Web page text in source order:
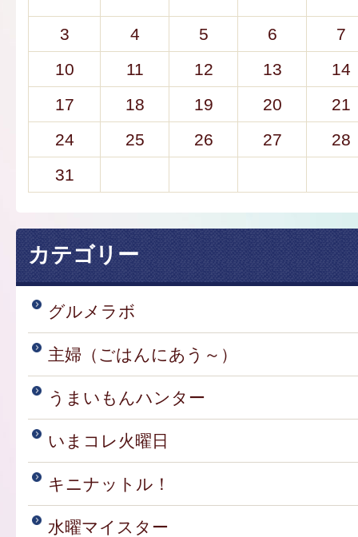
3 4 5 6
7
10
11 12 13
14
17
18 19 20
21
24
25 26 27
28
31
カテゴリー
グルメラボ
主婦（ごはんにあう～）
うまいもんハンター
いまコレ火曜日
キニナットル！
水曜マイスター